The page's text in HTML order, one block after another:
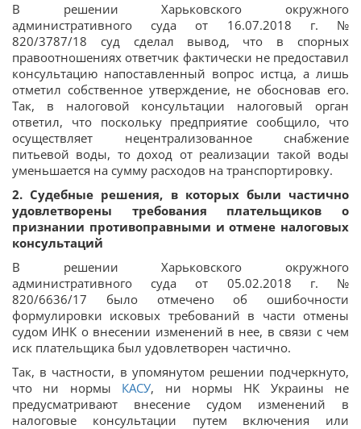
В решении Харьковского окружного
административного суда от 16.07.2018 г. №
820/3787/18 суд сделал вывод, что в спорных
правоотношениях ответчик фактически не предоставил
консультацию напоставленный вопрос истца, а лишь
отметил собственное утверждение, не обосновав его.
Так, в налоговой консультации налоговый орган
ответил, что поскольку предприятие сообщило, что
осуществляет нецентрализованное снабжение
питьевой воды, то доход от реализации такой воды
уменьшается на сумму расходов на транспортировку.
2. Судебные решения, в которых были частично
удовлетворены требования плательщиков о
признании противоправными и отмене налоговых
консультаций
В решении Харьковского окружного
административного суда от 05.02.2018 г. №
820/6636/17 было отмечено об ошибочности
формулировки исковых требований в части отмены
судом ИНК о внесении изменений в нее, в связи с чем
иск плательщика был удовлетворен частично.
Так, в частности, в упомянутом решении подчеркнуто,
что ни нормы КАСУ, ни нормы НК Украины не
предусматривают внесение судом изменений в
налоговые консультации путем включения или